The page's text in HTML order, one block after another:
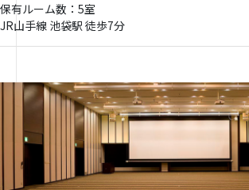
保有ルーム数：5室
JR山手線 池袋駅 徒歩7分